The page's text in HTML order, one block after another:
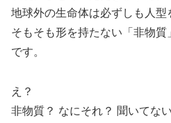
地球外の生命体は必ずしも人型
そもそも形を持たない「非物
です。
え？
非物質？ なにそれ？ 聞いてない